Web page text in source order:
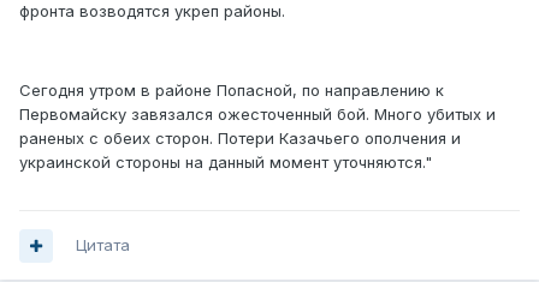
фронта возводятся укреп районы.
Сегодня утром в районе Попасной, по направлению к
Первомайску завязался ожесточенный бой. Много убитых и
раненых с обеих сторон. Потери Казачьего ополчения и
украинской стороны на данный момент уточняются."
Цитата